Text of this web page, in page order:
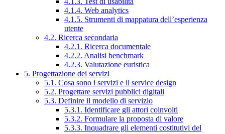
4.1.4. Web analytics
4.1.5. Strumenti di mappatura dell’esperienza
utente
4.2. Ricerca secondaria
4.2.1. Ricerca documentale
4.2.2. Analisi benchmark
4.2.3. Valutazione euristica
5. Progettazione dei servizi
5.1. Cosa sono i servizi e il service design
5.2. Progettare servizi pubblici digitali
5.3. Definire il modello di servizio
5.3.1. Identificare gli attori coinvolti
5.3.2. Formulare la proposta di valore
5.3.3. Inquadrare gli elementi costitutivi del